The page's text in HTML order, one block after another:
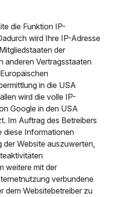
die Funktion IP-
wird Ihre IP-Adresse
der
anderen Vertragsstaaten
in die USA
wird die volle IP-
Google in den USA
Im Auftrag des Betreibers
diese Informationen
Website auszuwerten,
weitere mit der
verbundene
dem Websitebetreiber zu